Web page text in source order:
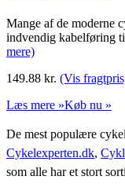
Mange af de moderne
indvendig kabelføring
mere)
149.88 kr. (Vis
Læs mere »Køb nu »
De mest populære
Cykelexperten.dk,
som alle har et stort